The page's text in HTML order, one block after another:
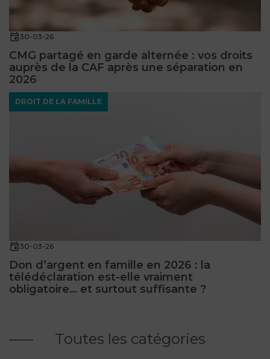
30-03-26
CMG partagé en garde alternée : vos droits
auprès de la CAF après une séparation en
2026
DROIT DE LA FAMILLE
30-03-26
Don d’argent en famille en 2026 : la
télédéclaration est-elle vraiment
obligatoire… et surtout suffisante ?
Toutes les catégories